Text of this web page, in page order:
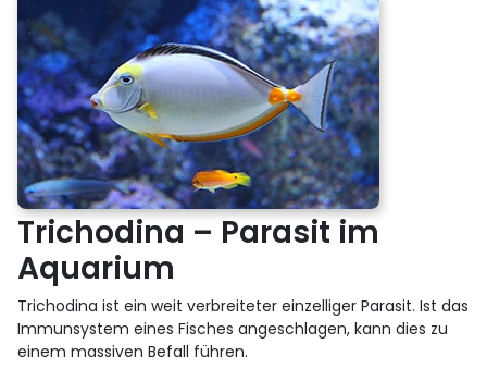
Trichodina – Parasit im
Aquarium
Trichodina ist ein weit verbreiteter einzelliger Parasit. Ist das
Immunsystem eines Fisches angeschlagen, kann dies zu
einem massiven Befall führen.